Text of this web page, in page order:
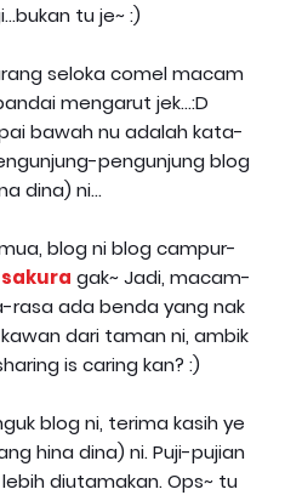
tu je~ :)
seloka comel macam
mengarut jek...:D
bawah nu adalah kata-
pengunjung blog
dina) ni...
blog ni blog campur-
gak~ Jadi, macam-
rasa ada benda yang nak
dari taman ni, ambik
is caring kan? :)
blog ni, terima kasih ye
hina dina) ni. Puji-pujian
diutamakan. Ops~ tu